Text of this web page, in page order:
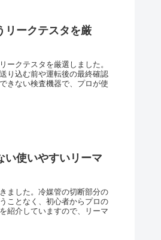
リークテスタを厳
ークテスタを厳選しました。
り込む前や運転後の最終確認
きない検査機器で、プロが使
い使いやすいリーマ
ました。冷媒管の切断部分の
ことなく、初心者からプロの
紹介していますので、リーマ